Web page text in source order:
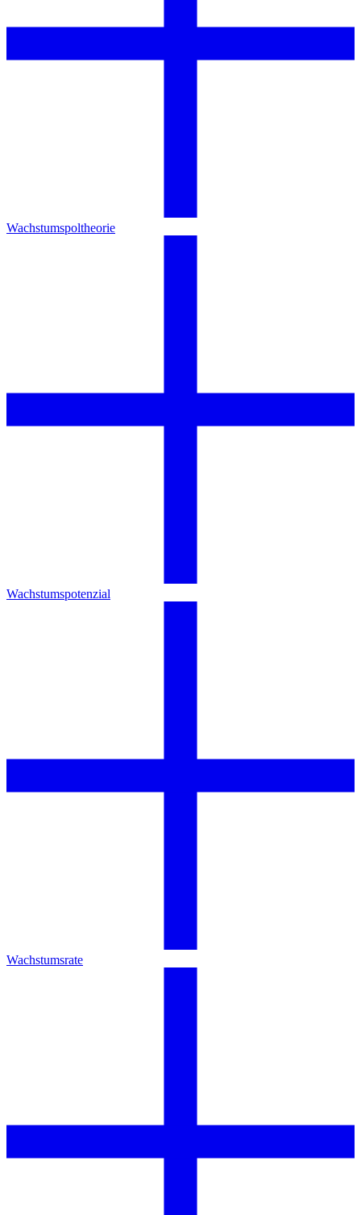
Wachstumspoltheorie
Wachstumspotenzial
Wachstumsrate